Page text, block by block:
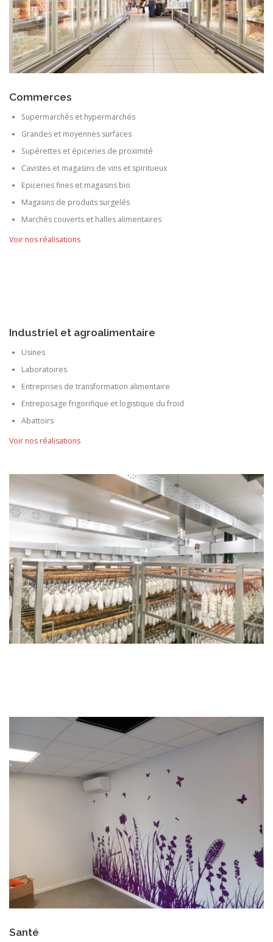
Commerces
Supermarchés et hypermarchés
Grandes et moyennes surfaces
Supérettes et épiceries de proximité
Cavistes et magasins de vins et spiritueux
Epiceries fines et magasins bio
Magasins de produits surgelés
Marchés couverts et halles alimentaires
Voir nos réalisations
Industriel et agroalimentaire
Usines
Laboratoires
Entreprises de transformation alimentaire
Entreposage frigorifique et logistique du froid
Abattoirs
Voir nos réalisations
Santé